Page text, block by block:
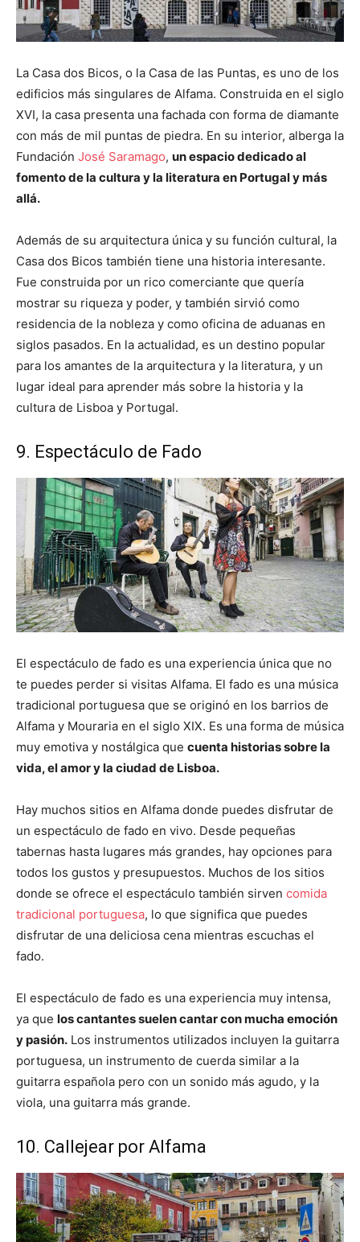
La Casa dos Bicos, o la Casa de las Puntas, es uno de los
edificios más singulares de Alfama. Construida en el siglo
XVI, la casa presenta una fachada con forma de diamante
con más de mil puntas de piedra. En su interior, alberga la
Fundación José Saramago, un espacio dedicado al
fomento de la cultura y la literatura en Portugal y más
allá.
Además de su arquitectura única y su función cultural, la
Casa dos Bicos también tiene una historia interesante.
Fue construida por un rico comerciante que quería
mostrar su riqueza y poder, y también sirvió como
residencia de la nobleza y como oficina de aduanas en
siglos pasados. En la actualidad, es un destino popular
para los amantes de la arquitectura y la literatura, y un
lugar ideal para aprender más sobre la historia y la
cultura de Lisboa y Portugal.
9. Espectáculo de Fado
El espectáculo de fado es una experiencia única que no
te puedes perder si visitas Alfama. El fado es una música
tradicional portuguesa que se originó en los barrios de
Alfama y Mouraria en el siglo XIX. Es una forma de música
muy emotiva y nostálgica que cuenta historias sobre la
vida, el amor y la ciudad de Lisboa.
Hay muchos sitios en Alfama donde puedes disfrutar de
un espectáculo de fado en vivo. Desde pequeñas
tabernas hasta lugares más grandes, hay opciones para
todos los gustos y presupuestos. Muchos de los sitios
donde se ofrece el espectáculo también sirven comida
tradicional portuguesa, lo que significa que puedes
disfrutar de una deliciosa cena mientras escuchas el
fado.
El espectáculo de fado es una experiencia muy intensa,
ya que los cantantes suelen cantar con mucha emoción
y pasión. Los instrumentos utilizados incluyen la guitarra
portuguesa, un instrumento de cuerda similar a la
guitarra española pero con un sonido más agudo, y la
viola, una guitarra más grande.
10. Callejear por Alfama